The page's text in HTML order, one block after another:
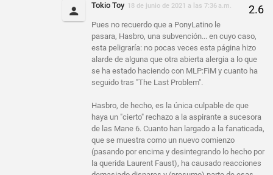
Tokio Toy 18 de junio de 2021 a las 7:36 a.m.
Pues no recuerdo que a PonyLatino le
pasara, Hasbro, una subvención... en cuyo caso,
esta peligraría: no pocas veces esta página hizo
alarde de alguna que otra abierta alergia a lo que
se ha estado haciendo con MLP:FiM y cuanto ha
seguido tras "The Last Problem".
Hasbro, de hecho, es la única culpable de que
haya un "cierto" rechazo a la aspirante a sucesora
de las Mane 6. Cuanto han largado a la fanaticada,
que se muestra como un nuevo comienzo
(pasando por encima y desintegrando lo hecho por
la querida Laurent Faust), ha causado reacciones